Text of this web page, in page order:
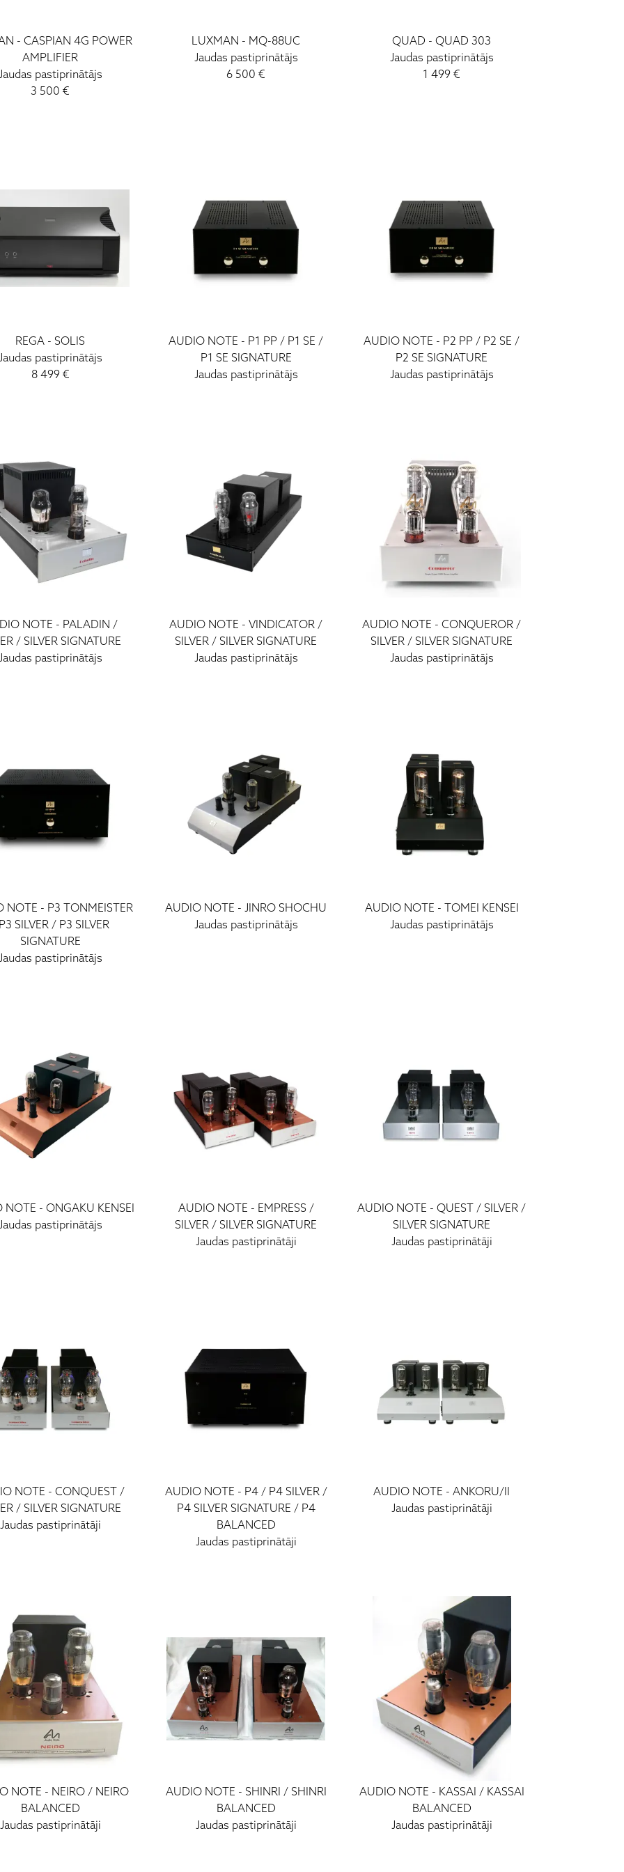
- CASPIAN 4G POWER
AMPLIFIER
pastiprinātājs
3 500 €
LUXMAN - MQ-88UC
Jaudas pastiprinātājs
6 500 €
QUAD -QUAD 303
Jaudas pastiprinātājs
1 499 €
REGA - SOLIS
pastiprinātājs
8 499€
AUDIO NOTE - P1 PP / P1 SE /
P1 SE SIGNATURE
Jaudas pastiprinātājs
AUDIO NOTE - P2 PP / P2 SE /
P2 SE SIGNATURE
Jaudas pastiprinātājs
NOTE - PALADIN /
/ SILVER SIGNATURE
pastiprinātājs
AUDIO NOTE -VINDICATOR /
SILVER / SILVER SIGNATURE
Jaudas pastiprinātājs
AUDIO NOTE -CONQUEROR /
SILVER / SILVER SIGNATURE
Jaudas pastiprinātājs
NOTE - P3 TONMEISTER
SILVER / P3 SILVER
SIGNATURE
pastiprinātājs
AUDIO NOTE -JINRO SHOCHU
Jaudas pastiprinātājs
AUDIO NOTE - TOMEI KENSEI
Jaudas pastiprinātājs
NOTE - ONGAKU KENSEI
pastiprinātājs
AUDIO NOTE - EMPRESS /
SILVER / SILVER SIGNATURE
Jaudas pastiprinātāji
AUDIO NOTE -QUEST / SILVER /
SILVER SIGNATURE
Jaudas pastiprinātāji
NOTE -CONQUEST /
/ SILVER SIGNATURE
Jaudas pastiprinātāji
AUDIO NOTE - P4 / P4 SILVER /
P4 SILVER SIGNATURE / P4
BALANCED
Jaudas pastiprinātāji
AUDIO NOTE -ANKORU/II
Jaudas pastiprinātāji
NOTE - NEIRO / NEIRO
BALANCED
Jaudas pastiprinātāji
AUDIO NOTE - SHINRI / SHINRI
BALANCED
Jaudas pastiprinātāji
AUDIO NOTE - KASSAI / KASSAI
BALANCED
Jaudas pastiprinātāji